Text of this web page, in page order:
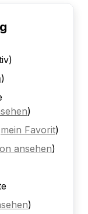
)
)
mein Favorit)
ansehen)
)